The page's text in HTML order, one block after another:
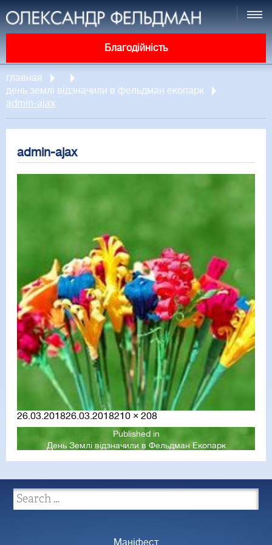
Благодійність
главная
день землі відзначили в фельдман екопарк
admin-ajax
admin-ajax
Posted
on
26.03.201826.03.2018Full
size
210 × 208
Published in
День Землі відзначили в Фельдман Екопарк
Маніфест